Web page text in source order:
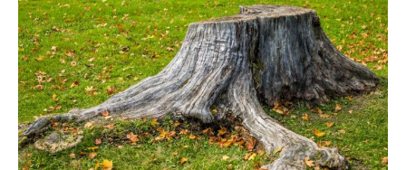
DOSSIER
JARDIN
CONSEILS ET
ASTUCES
GUIDES
JARDIN